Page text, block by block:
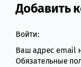
Добавить
Войти:
Ваш адрес email
Обязательные